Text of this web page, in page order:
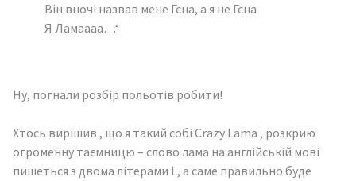
Він вночі назвав мене Гєна, а я не Гєна
Я Ламаааа…‘
Ну, погнали розбір польотів робити!
Хтось вирішив , що я такий собі Crazy Lama , розкрию
огроменну таємницю – слово лама на англійській мові
пишеться з двома літерами L, а саме правильно буде